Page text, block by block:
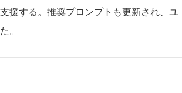
援する。推奨プロンプトも更新され、ユ
。